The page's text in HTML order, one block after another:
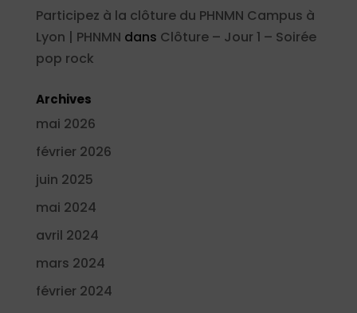
Participez à la clôture du PHNMN Campus à
Lyon | PHNMN dans Clôture – Jour 1 – Soirée
pop rock
Archives
mai 2026
février 2026
juin 2025
mai 2024
avril 2024
mars 2024
février 2024